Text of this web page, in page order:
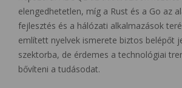
elengedhetetlen, míg a Rust és a Go az
fejlesztés és a hálózati alkalmazások
említett nyelvek ismerete biztos belépőt
szektorba, de érdemes a technológiai
bővíteni a tudásodat.